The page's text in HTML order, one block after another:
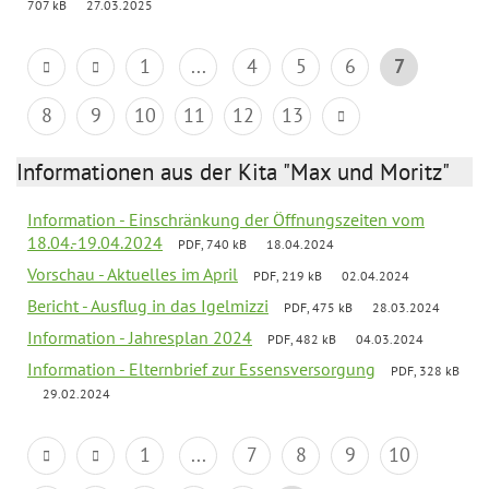
707 kB 27.03.2025
1 ... 4 5 6
7
8
9 10 11 12 13
Informationen aus der Kita "Max und Moritz"
Information - Einschränkung der Öffnungszeiten vom
18.04.-19.04.2024
PDF, 740 kB 18.04.2024
Vorschau - Aktuelles im April PDF, 219 kB 02.04.2024
Bericht - Ausflug in das Igelmizzi PDF, 475 kB 28.03.2024
Information - Jahresplan 2024 PDF, 482 kB 04.03.2024
Information - Elternbrief zur Essensversorgung
PDF, 328 kB
29.02.2024
1 ... 7 8 9
10